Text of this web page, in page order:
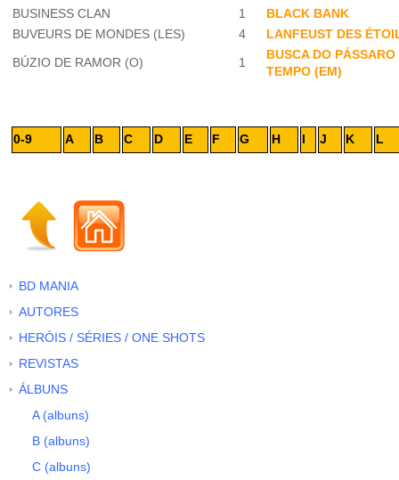
BUSINESS CLAN
1
BLACK BANK
BUVEURS DE MONDES (LES)
4
LANFEUST DES
BÚZIO DE RAMOR (O)
1
BUSCA DO PÁSSARO
TEMPO (EM)
0-9 A B C D E F G H I J K L
BD MANIA
AUTORES
HERÓIS / SÉRIES / ONE SHOTS
REVISTAS
ÁLBUNS
A (albuns)
B (albuns)
C (albuns)